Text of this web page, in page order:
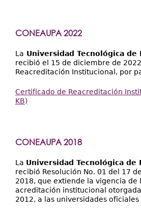
CONEAUPA 2022
La Universidad Tecnológica de
recibió el 15 de diciembre de
Reacreditación Institucional, por
Certificado de Reacreditación
KB)
CONEAUPA 2018
La Universidad Tecnológica de
recibió Resolución No. 01 del 17
2018, que extiende la vigencia de
acreditación institucional
2012, a las universidades